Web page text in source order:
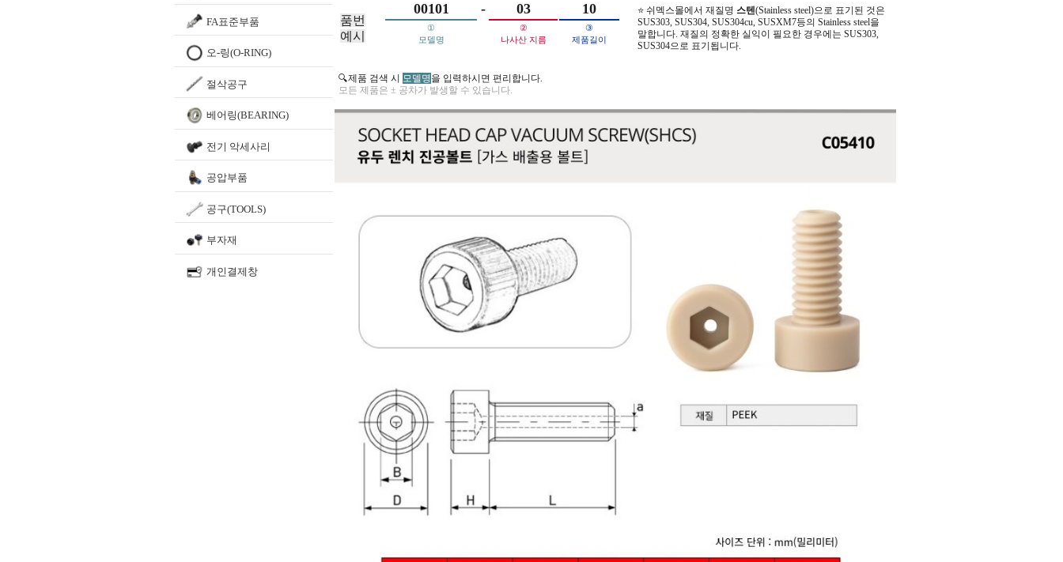
FA표준부품
오-링(O-RING)
절삭공구
베어링(BEARING)
전기 악세사리
공압부품
공구(TOOLS)
부자재
개인결제창
품번
예시
00101 - 03 10
①
모델명
②
나사산 지름
③
제품길이
⭐ 쉬멕스몰에서 재질명 스텐(Stainless steel)으로 표기된 것은
SUS303, SUS304, SUS304cu, SUSXM7등의 Stainless steel을
말합니다. 재질의 정확한 실익이 필요한 경우에는 SUS303,
SUS304으로 표기됩니다.
🔍제품 검색 시 모델명을 입력하시면 편리합니다.
모든 제품은 ± 공차가 발생할 수 있습니다.